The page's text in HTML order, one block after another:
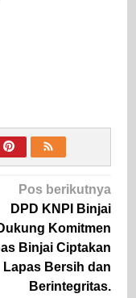
Pos berikutnya
DPD KNPI Binjai
Komitmen
Binjai Ciptakan
Lapas Bersih dan
Berintegritas.